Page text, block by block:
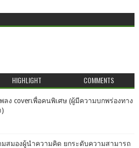
HIGHLIGHT COMMENTS
ลง coverเพื่อคนพิเศษ (ผู้มีความบกพร่องทาง
มสมองผู้นำความคิด ยกระดับความสามารถ